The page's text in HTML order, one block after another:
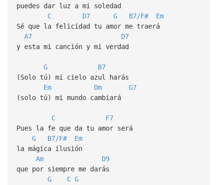
puedes dar luz a mi soledad
C
D7 G B7/F#
Em
Sé que la felicidad tu amor me traerá
A7
D7
y esta mi canción y mi verdad
G
B7
(Solo tú) mi cielo azul harás
Em
Dm
G7
(solo tú) mi mundo cambiará
C
F7
Pues la fe que da tu amor será
G
B7/F#
Em
la mágica ilusión
Am
D9
que por siempre me darás
G
C G